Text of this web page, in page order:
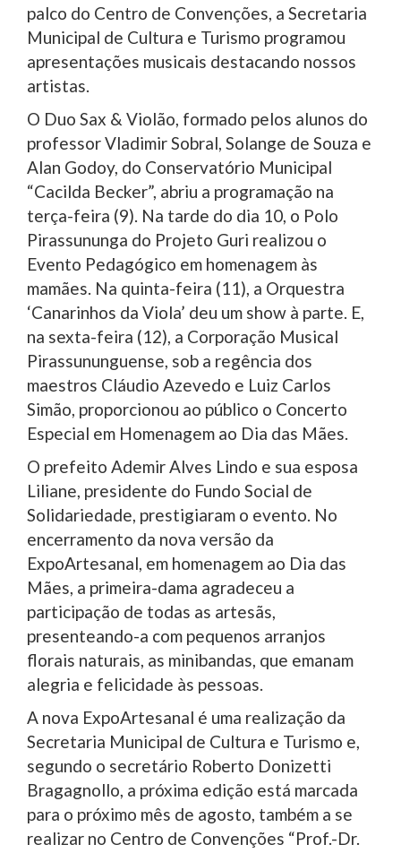
palco do Centro de Convenções, a Secretaria
Municipal de Cultura e Turismo programou
apresentações musicais destacando nossos
artistas.
O Duo Sax & Violão, formado pelos alunos do
professor Vladimir Sobral, Solange de Souza e
Alan Godoy, do Conservatório Municipal
“Cacilda Becker”, abriu a programação na
terça-feira (9). Na tarde do dia 10, o Polo
Pirassununga do Projeto Guri realizou o
Evento Pedagógico em homenagem às
mamães. Na quinta-feira (11), a Orquestra
‘Canarinhos da Viola’ deu um show à parte. E,
na sexta-feira (12), a Corporação Musical
Pirassununguense, sob a regência dos
maestros Cláudio Azevedo e Luiz Carlos
Simão, proporcionou ao público o Concerto
Especial em Homenagem ao Dia das Mães.
O prefeito Ademir Alves Lindo e sua esposa
Liliane, presidente do Fundo Social de
Solidariedade, prestigiaram o evento. No
encerramento da nova versão da
ExpoArtesanal, em homenagem ao Dia das
Mães, a primeira-dama agradeceu a
participação de todas as artesãs,
presenteando-a com pequenos arranjos
florais naturais, as minibandas, que emanam
alegria e felicidade às pessoas.
A nova ExpoArtesanal é uma realização da
Secretaria Municipal de Cultura e Turismo e,
segundo o secretário Roberto Donizetti
Bragagnollo, a próxima edição está marcada
para o próximo mês de agosto, também a se
realizar no Centro de Convenções “Prof.-Dr.